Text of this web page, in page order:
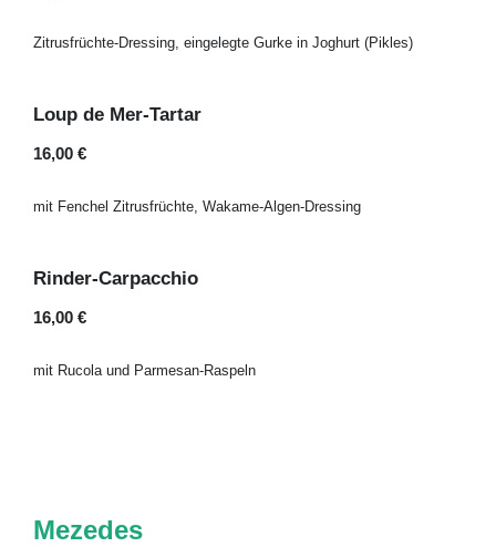
Zitrusfrüchte-Dressing, eingelegte Gurke in Joghurt (Pikles)
Loup de Mer-Tartar
16,00 €
mit Fenchel Zitrusfrüchte, Wakame-Algen-Dressing
Rinder-Carpacchio
16,00 €
mit Rucola und Parmesan-Raspeln
Mezedes